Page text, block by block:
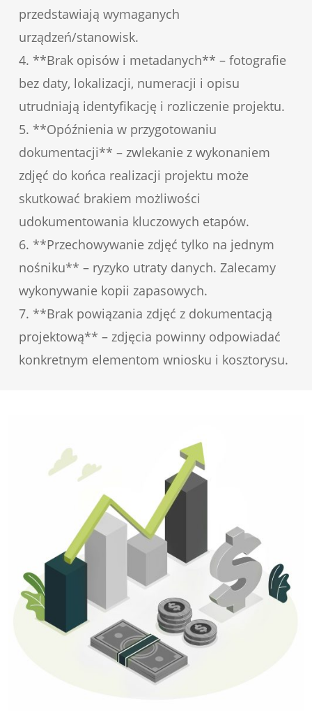
przedstawiają wymaganych
urządzeń/stanowisk.
4. **Brak opisów i metadanych** – fotografie
bez daty, lokalizacji, numeracji i opisu
utrudniają identyfikację i rozliczenie projektu.
5. **Opóźnienia w przygotowaniu
dokumentacji** – zwlekanie z wykonaniem
zdjęć do końca realizacji projektu może
skutkować brakiem możliwości
udokumentowania kluczowych etapów.
6. **Przechowywanie zdjęć tylko na jednym
nośniku** – ryzyko utraty danych. Zalecamy
wykonywanie kopii zapasowych.
7. **Brak powiązania zdjęć z dokumentacją
projektową** – zdjęcia powinny odpowiadać
konkretnym elementom wniosku i kosztorysu.